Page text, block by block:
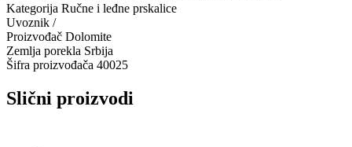
Kategorija Ručne i leđne prskalice
Uvoznik /
Proizvođač Dolomite
Zemlja porekla Srbija
Šifra proizvođača 40025
Slični proizvodi